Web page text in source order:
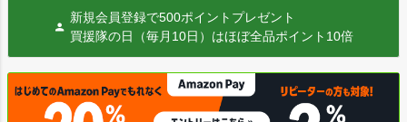
新規会員登録で500ポイントプレゼント
買援隊の日（毎月10日）はほぼ全品ポイント10倍